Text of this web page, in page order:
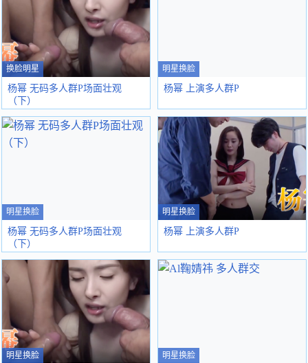
换脸明星
杨幂 无码多人群P场面壮观
（下）
明星换脸
杨幂 上演多人群P
明星换脸
杨幂 无码多人群P场面壮观
（下）
明星换脸
杨幂 上演多人群P
明星换脸 明星换脸